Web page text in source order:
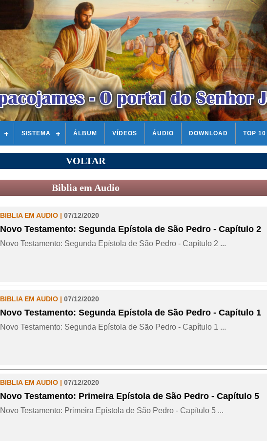
SISTEMA ÁLBUM VÍDEOS ÁUDIO DOWNLOAD TOP 10
VOLTAR
Biblia em Audio
BIBLIA EM AUDIO | 07/12/2020
Novo Testamento: Segunda Epístola de São Pedro - Capítulo 2
Novo Testamento: Segunda Epístola de São Pedro - Capítulo 2 ...
BIBLIA EM AUDIO | 07/12/2020
Novo Testamento: Segunda Epístola de São Pedro - Capítulo 1
Novo Testamento: Segunda Epístola de São Pedro - Capítulo 1 ...
BIBLIA EM AUDIO | 07/12/2020
Novo Testamento: Primeira Epístola de São Pedro - Capítulo 5
Novo Testamento: Primeira Epístola de São Pedro - Capítulo 5 ...